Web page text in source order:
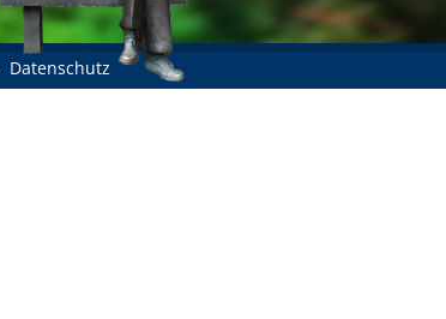
Datenschutz